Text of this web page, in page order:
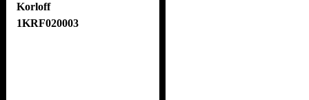
Korloff
1KRF020003